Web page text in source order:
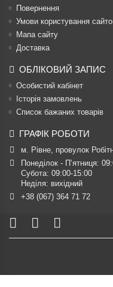
Повернення
Умови користування
Мапа сайту
Доставка
ОБЛІКОВИЙ ЗАПИС
Особистий кабінет
Історія замовлень
Список бажаних товарів
ГРАФІК РОБОТИ
м. Рівне, провулок
Понеділок - П’ятниця:
Субота: 09:00-15:00
Неділя: вихідний
+38 (067) 364 71 72